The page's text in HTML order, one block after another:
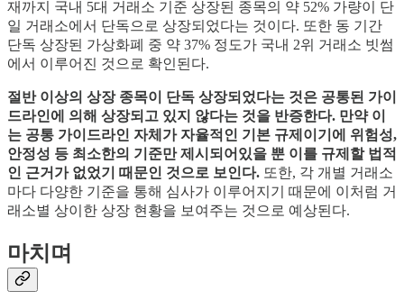
재까지 국내 5대 거래소 기준 상장된 종목의 약 52% 가량이 단
일 거래소에서 단독으로 상장되었다는 것이다. 또한 동 기간
단독 상장된 가상화폐 중 약 37% 정도가 국내 2위 거래소 빗썸
에서 이루어진 것으로 확인된다.
절반 이상의 상장 종목이 단독 상장되었다는 것은 공통된 가이
드라인에 의해 상장되고 있지 않다는 것을 반증한다. 만약 이
는 공통 가이드라인 자체가 자율적인 기본 규제이기에 위험성,
안정성 등 최소한의 기준만 제시되어있을 뿐 이를 규제할 법적
인 근거가 없었기 때문인 것으로 보인다. 또한, 각 개별 거래소
마다 다양한 기준을 통해 심사가 이루어지기 때문에 이처럼 거
래소별 상이한 상장 현황을 보여주는 것으로 예상된다.
마치며